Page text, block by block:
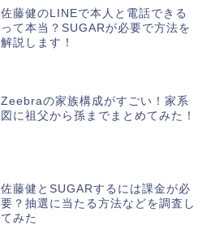
佐藤健のLINEで本人と電話できる
って本当？SUGARが必要で方法を
解説します！
Zeebraの家族構成がすごい！家系
図に祖父から孫までまとめてみた！
佐藤健とSUGARするには課金が必
要？抽選に当たる方法などを調査し
てみた